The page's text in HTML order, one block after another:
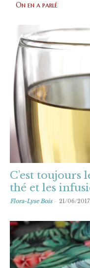
On en a parlé
C’est
thé et les
Flora-Lyse Bois - 21/06/2017